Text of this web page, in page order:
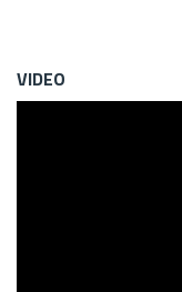
VIDEO